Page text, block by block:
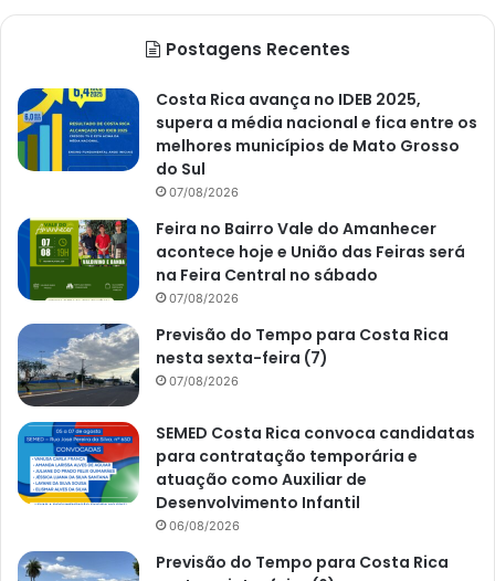
Postagens Recentes
Costa Rica avança no IDEB 2025,
supera a média nacional e fica entre os
melhores municípios de Mato Grosso
do Sul
07/08/2026
Feira no Bairro Vale do Amanhecer
acontece hoje e União das Feiras será
na Feira Central no sábado
07/08/2026
Previsão do Tempo para Costa Rica
nesta sexta-feira (7)
07/08/2026
SEMED Costa Rica convoca candidatas
para contratação temporária e
atuação como Auxiliar de
Desenvolvimento Infantil
06/08/2026
Previsão do Tempo para Costa Rica